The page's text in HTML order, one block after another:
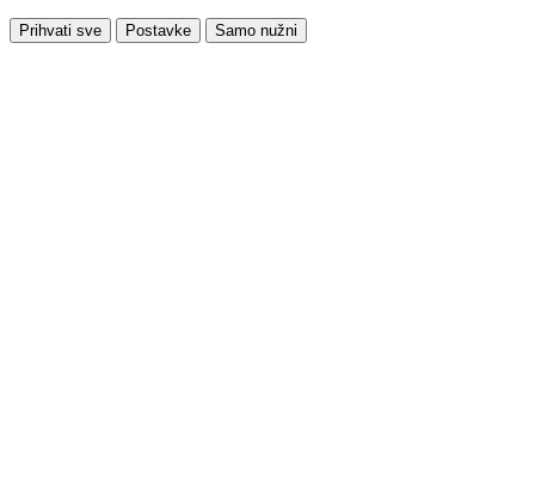
Prihvati sve Postavke Samo nužni